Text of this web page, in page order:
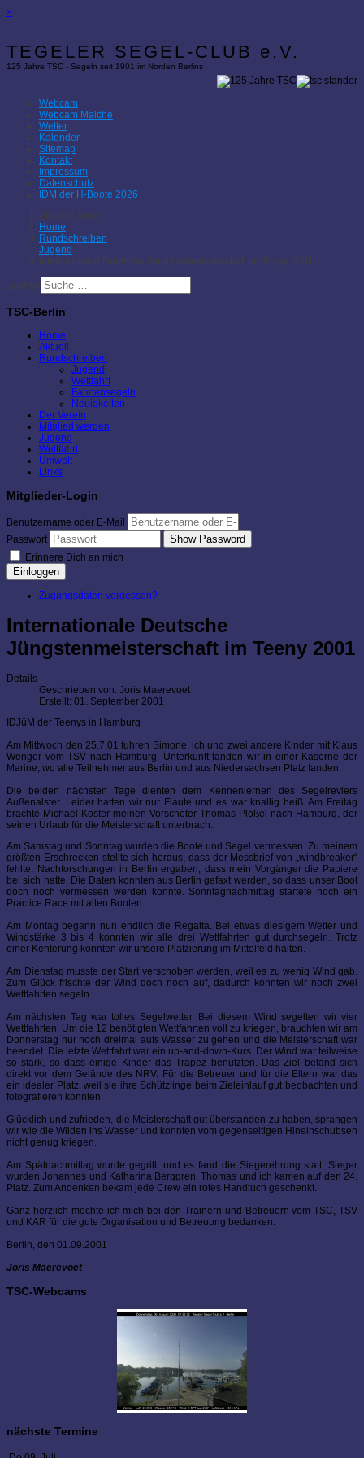
×
TEGELER SEGEL-CLUB e.V.
125 Jahre TSC - Segeln seit 1901 im Norden Berlins
Webcam
Webcam Malche
Wetter
Kalender
Sitemap
Kontakt
Impressum
Datenschutz
IDM der H-Boote 2026
Aktuelle Seite:
Home
Rundschreiben
Jugend
Internationale Deutsche Jüngstenmeisterschaft im Teeny 2001
Suchen
TSC-Berlin
Home
Aktuell
Rundschreiben
Jugend
Wettfahrt
Fahrtensegeln
Neuigkeiten
Der Verein
Mitglied werden
Jugend
Wettfahrt
Umwelt
Links
Mitglieder-Login
Benutzername oder E-Mail
Passwort
Show Password
Erinnere Dich an mich
Einloggen
Zugangsdaten vergessen?
Internationale Deutsche
Jüngstenmeisterschaft im Teeny 2001
Details
Geschrieben von: Joris Maerevoet
Erstellt: 01. September 2001
IDJüM der Teenys in Hamburg
Am Mittwoch den 25.7.01 fuhren Simone, ich und zwei andere Kinder mit Klaus
Wenger vom TSV nach Hamburg. Unterkunft fanden wir in einer Kaserne der
Marine, wo alle Teilnehmer aus Berlin und aus Niedersachsen Platz fanden.
Die beiden nächsten Tage dienten dem Kennenlernen des Segelreviers
Außenalster. Leider hatten wir nur Flaute und es war knallig heiß. Am Freitag
brachte Michael Koster meinen Vorschoter Thomas Plößel nach Hamburg, der
seinen Urlaub für die Meisterschaft unterbrach.
Am Samstag und Sonntag wurden die Boote und Segel vermessen. Zu meinem
größten Erschrecken stellte sich heraus, dass der Messbrief von „windbreaker“
fehlte. Nachforschungen in Berlin ergaben, dass mein Vorgänger die Papiere
bei sich hatte. Die Daten konnten aus Berlin gefaxt werden, so dass unser Boot
doch noch vermessen werden konnte. Sonntagnachmittag startete noch ein
Practice Race mit allen Booten.
Am Montag begann nun endlich die Regatta. Bei etwas diesigem Wetter und
Windstärke 3 bis 4 konnten wir alle drei Wettfahrten gut durchsegeln. Trotz
einer Kenterung konnten wir unsere Platzierung im Mittelfeld halten.
Am Dienstag musste der Start verschoben werden, weil es zu wenig Wind gab.
Zum Glück frischte der Wind doch noch auf, dadurch konnten wir noch zwei
Wettfahrten segeln.
Am nächsten Tag war tolles Segelwetter. Bei diesem Wind segelten wir vier
Wettfahrten. Um die 12 benötigten Wettfahrten voll zu kriegen, brauchten wir am
Donnerstag nur noch dreimal aufs Wasser zu gehen und die Meisterschaft war
beendet. Die letzte Wettfahrt war ein up-and-down-Kurs. Der Wind war teilweise
so stark, so dass einige Kinder das Trapez benutzten. Das Ziel befand sich
direkt vor dem Gelände des NRV. Für die Betreuer und für die Eltern war das
ein idealer Platz, weil sie ihre Schützlinge beim Zieleinlauf gut beobachten und
fotografieren konnten.
Glücklich und zufrieden, die Meisterschaft gut überstanden zu haben, sprangen
wir wie die Wilden ins Wasser und konnten vom gegenseitigen Hineinschubsen
nicht genug kriegen.
Am Spätnachmittag wurde gegrillt und es fand die Siegerehrung statt. Sieger
wurden Johannes und Katharina Berggren. Thomas und ich kamen auf den 24.
Platz. Zum Andenken bekam jede Crew ein rotes Handtuch geschenkt.
Ganz herzlich möchte ich mich bei den Trainern und Betreuern vom TSC, TSV
und KAR für die gute Organisation und Betreuung bedanken.
Berlin, den 01.09.2001
Joris Maerevoet
TSC-Webcams
nächste Termine